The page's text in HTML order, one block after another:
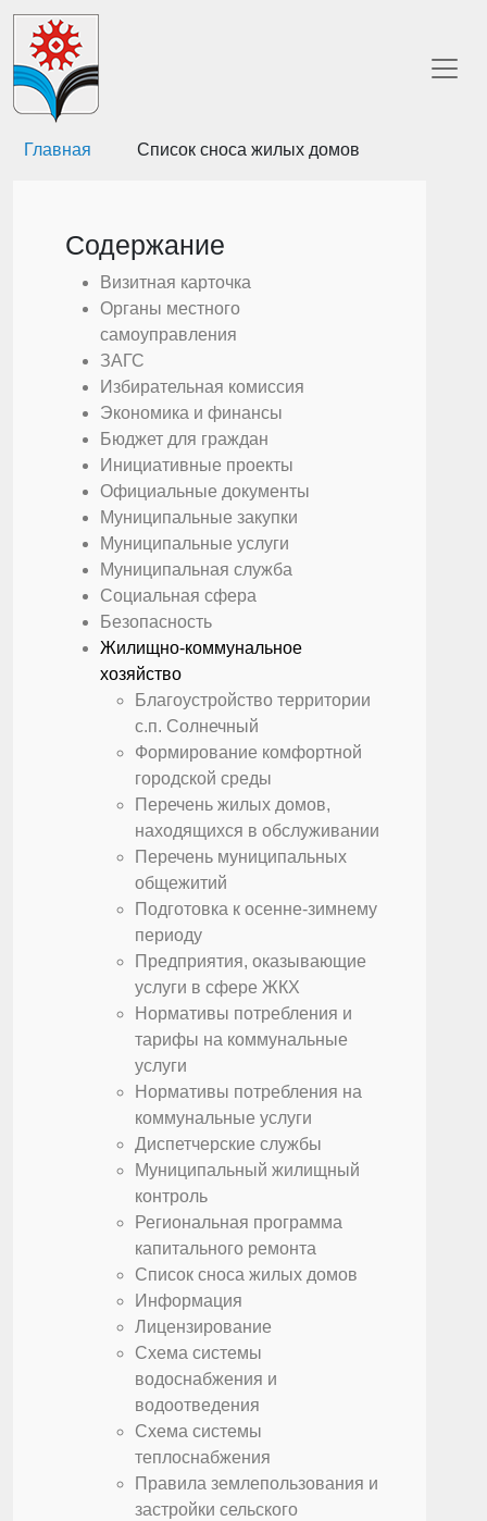
Главная Список сноса жилых домов
Содержание
Визитная карточка
Органы местного
самоуправления
ЗАГС
Избирательная комиссия
Экономика и финансы
Бюджет для граждан
Инициативные проекты
Официальные документы
Муниципальные закупки
Муниципальные услуги
Муниципальная служба
Социальная сфера
Безопасность
Жилищно-коммунальное
хозяйство
Благоустройство территории
с.п. Солнечный
Формирование комфортной
городской среды
Перечень жилых домов,
находящихся в обслуживании
Перечень муниципальных
общежитий
Подготовка к осенне-зимнему
периоду
Предприятия, оказывающие
услуги в сфере ЖКХ
Нормативы потребления и
тарифы на коммунальные
услуги
Нормативы потребления на
коммунальные услуги
Диспетчерские службы
Муниципальный жилищный
контроль
Региональная программа
капитального ремонта
Список сноса жилых домов
Информация
Лицензирование
Схема системы
водоснабжения и
водоотведения
Схема системы
теплоснабжения
Правила землепользования и
застройки сельского